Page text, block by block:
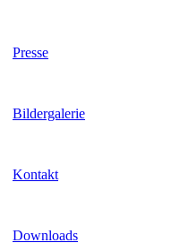
Presse
Bildergalerie
Kontakt
Downloads